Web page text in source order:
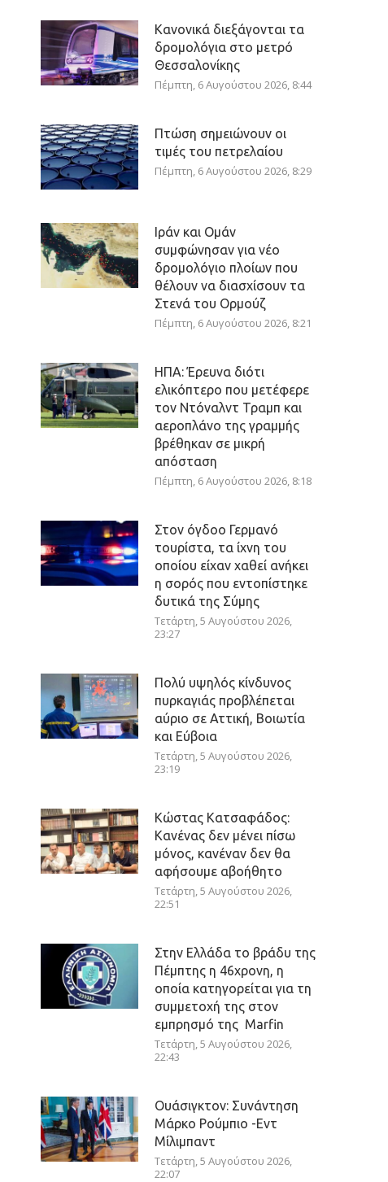
Κανονικά διεξάγονται τα
δρομολόγια στο μετρό
Θεσσαλονίκης
Πέμπτη, 6 Αυγούστου 2026, 8:44
Πτώση σημειώνουν οι
τιμές του πετρελαίου
Πέμπτη, 6 Αυγούστου 2026, 8:29
Ιράν και Ομάν
συμφώνησαν για νέο
δρομολόγιο πλοίων που
θέλουν να διασχίσουν τα
Στενά του Ορμούζ
Πέμπτη, 6 Αυγούστου 2026, 8:21
ΗΠΑ: Έρευνα διότι
ελικόπτερο που μετέφερε
τον Ντόναλντ Τραμπ και
αεροπλάνο της γραμμής
βρέθηκαν σε μικρή
απόσταση
Πέμπτη, 6 Αυγούστου 2026, 8:18
Στον όγδοο Γερμανό
τουρίστα, τα ίχνη του
οποίου είχαν χαθεί ανήκει
η σορός που εντοπίστηκε
δυτικά της Σύμης
Τετάρτη, 5 Αυγούστου 2026,
23:27
Πολύ υψηλός κίνδυνος
πυρκαγιάς προβλέπεται
αύριο σε Αττική, Βοιωτία
και Εύβοια
Τετάρτη, 5 Αυγούστου 2026,
23:19
Κώστας Κατσαφάδος:
Κανένας δεν μένει πίσω
μόνος, κανέναν δεν θα
αφήσουμε αβοήθητο
Τετάρτη, 5 Αυγούστου 2026,
22:51
Στην Ελλάδα το βράδυ της
Πέμπτης η 46χρονη, η
οποία κατηγορείται για τη
συμμετοχή της στον
εμπρησμό της Marfin
Τετάρτη, 5 Αυγούστου 2026,
22:43
Ουάσιγκτον: Συνάντηση
Μάρκο Ρούμπιο -Εντ
Μίλιμπαντ
Τετάρτη, 5 Αυγούστου 2026,
22:07